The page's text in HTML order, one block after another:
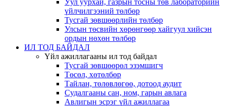
Уул уурхай, газрын тосны төв лабораторийн
үйлчилгээний төлбөр
Тусгай зөвшөөрлийн төлбөр
Улсын төсвийн хөрөнгөөр хайгуул хийсэн
ордын нөхөн төлбөр
ИЛ ТОД БАЙДАЛ
Үйл ажиллагааны ил тод байдал
Тусгай зөвшөөрөл эзэмшигч
Төсөл, хөтөлбөр
Тайлан, төлөвлөгөө, дотоод аудит
Судалгааны сан, ном, гарын авлага
Авлигын эсрэг үйл ажиллагаа